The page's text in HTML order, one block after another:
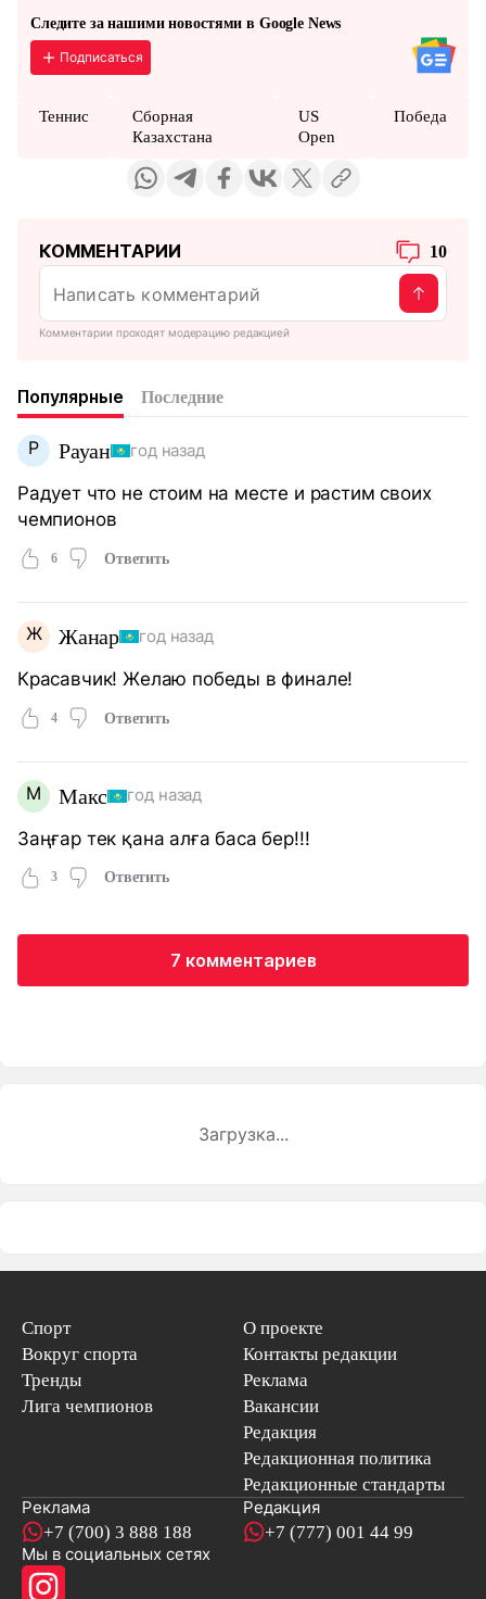
Следите за нашими новостями в Google News
Подписаться
Теннис
Сборная
Казахстана
US
Open
Победа
КОММЕНТАРИИ 10
Комментарии проходят модерацию редакцией
Популярные Последние
Р Рауан год назад
Радует что не стоим на месте и растим своих
чемпионов
6 Ответить
Ж Жанар год назад
Красавчик! Желаю победы в финале!
4 Ответить
М Макс год назад
Заңғар тек қана алға баса бер!!!
3 Ответить
7 комментариев
Загрузка...
Спорт
Вокруг спорта
Тренды
Лига чемпионов
О проекте
Контакты редакции
Реклама
Вакансии
Редакция
Редакционная политика
Редакционные стандарты
Реклама
+7 (700) 3 888 188
Редакция
+7 (777) 001 44 99
Мы в социальных сетях